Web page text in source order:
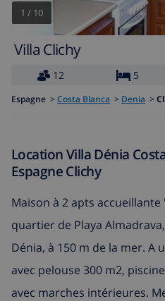
1 / 10
Villa Clichy
12
5
Espagne > Costa Blanca > Denia >
Location Villa Dénia
Espagne Clichy
Maison à 2 apts accueillante
quartier de Playa
Dénia, à 150 m de la mer. A
avec pelouse 300 m2,
avec marches intérieures.